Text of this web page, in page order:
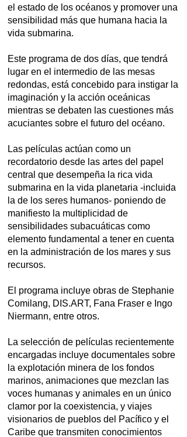
el estado de los océanos y promover una
sensibilidad más que humana hacia la
vida submarina.
Este programa de dos días, que tendrá
lugar en el intermedio de las mesas
redondas, está concebido para instigar la
imaginación y la acción oceánicas
mientras se debaten las cuestiones más
acuciantes sobre el futuro del océano.
Las películas actúan como un
recordatorio desde las artes del papel
central que desempeña la rica vida
submarina en la vida planetaria -incluida
la de los seres humanos- poniendo de
manifiesto la multiplicidad de
sensibilidades subacuáticas como
elemento fundamental a tener en cuenta
en la administración de los mares y sus
recursos.
El programa incluye obras de Stephanie
Comilang, DIS.ART, Fana Fraser e Ingo
Niermann, entre otros.
La selección de películas recientemente
encargadas incluye documentales sobre
la explotación minera de los fondos
marinos, animaciones que mezclan las
voces humanas y animales en un único
clamor por la coexistencia, y viajes
visionarios de pueblos del Pacífico y el
Caribe que transmiten conocimientos